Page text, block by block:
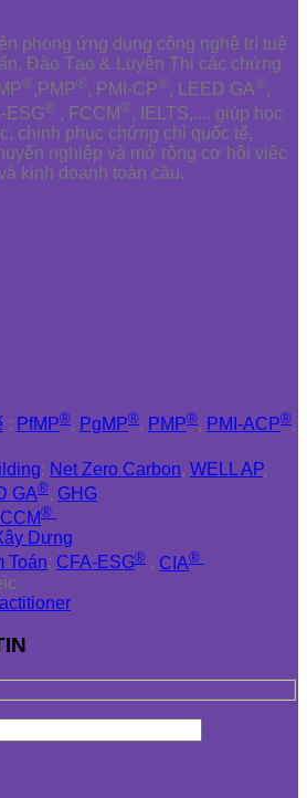
phong ứng dụng công nghệ trí tuệ
Đào Tạo & Luyện Thi các chứng
®,PMP®, PMI-CP®, LEED GA®,
ESG® , FCCM®, IELTS,.... giúp học
chinh phục chứng chỉ quốc tế,
nghiệp và mở rộng cơ hội việc
kinh doanh toàn cầu.
: PfMP®, PgMP®, PMP®, PMI-ACP®,
: Net Zero Carbon, WELL AP,
GA®, GHG
CCM®
Dựng
Toán: CFA-ESG® , CIA®